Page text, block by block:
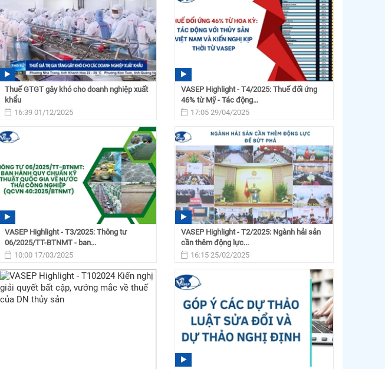
Thuế GTGT gây khó cho doanh nghiệp xuất
khẩu
16:39 01/12/2025
VASEP Highlight - T4/2025: Thuế đối ứng
46% từ Mỹ - Tác động...
17:05 29/04/2025
VASEP Highlight - T3/2025: Thông tư
06/2025/TT-BTNMT - ban...
10:00 17/03/2025
VASEP Highlight - T2/2025: Ngành hải sản
cần thêm động lực...
16:15 25/02/2025